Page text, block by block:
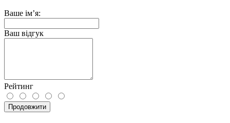
Ваше ім’я:
Ваш відгук
Рейтинг
Продовжити